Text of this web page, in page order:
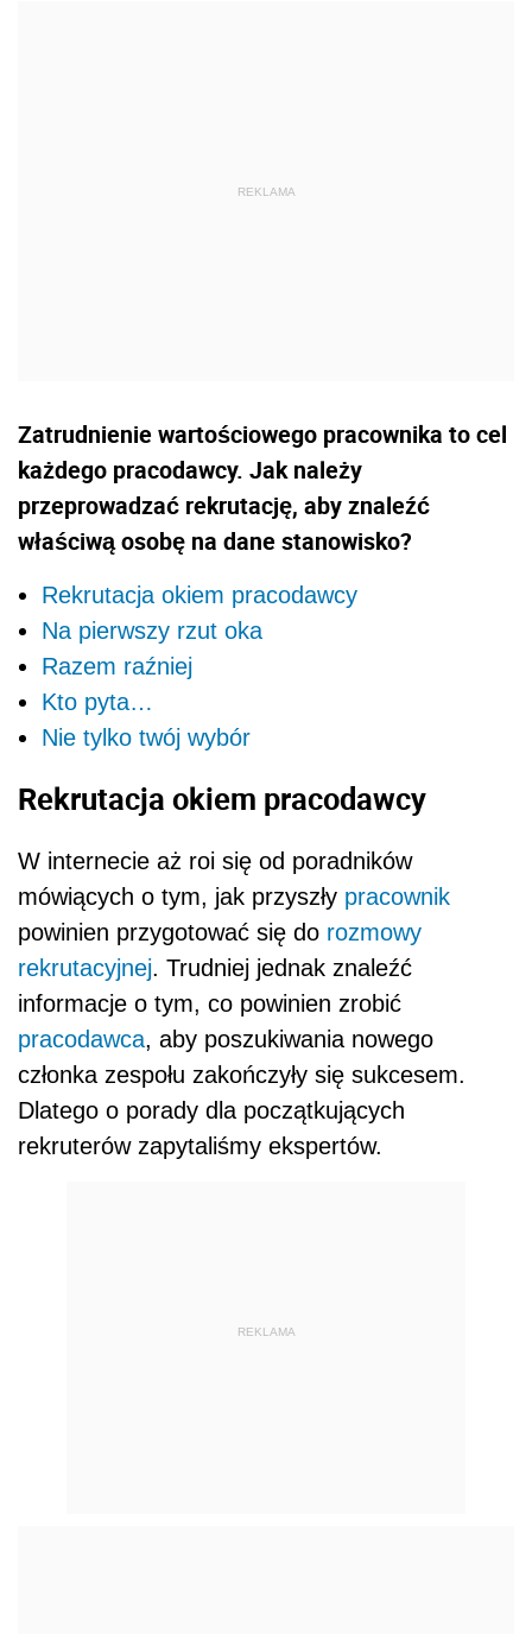
Zatrudnienie wartościowego pracownika to cel
każdego pracodawcy. Jak należy
przeprowadzać rekrutację, aby znaleźć
właściwą osobę na dane stanowisko?
Rekrutacja okiem pracodawcy
Na pierwszy rzut oka
Razem raźniej
Kto pyta…
Nie tylko twój wybór
Rekrutacja okiem pracodawcy
W internecie aż roi się od poradników
mówiących o tym, jak przyszły pracownik
powinien przygotować się do rozmowy
rekrutacyjnej. Trudniej jednak znaleźć
informacje o tym, co powinien zrobić
pracodawca, aby poszukiwania nowego
członka zespołu zakończyły się sukcesem.
Dlatego o porady dla początkujących
rekruterów zapytaliśmy ekspertów.
REKLAMA